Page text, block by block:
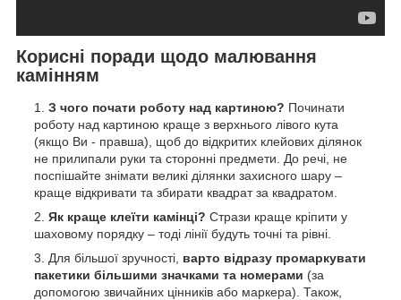
Корисні поради щодо малювання
камінням
З чого почати роботу над картиною? Починати
роботу над картиною краще з верхнього лівого кута
(якщо Ви - правша), щоб до відкритих клейових ділянок
не прилипали руки та сторонні предмети. До речі, не
поспішайте знімати великі ділянки захисного шару –
краще відкривати та збирати квадрат за квадратом.
Як краще клеїти камінці? Стрази краще кріпити у
шаховому порядку – тоді лінії будуть точні та рівні.
Для більшої зручності, варто відразу промаркувати
пакетики більшими значками та номерами (за
допомогою звичайних цінників або маркера). Також,